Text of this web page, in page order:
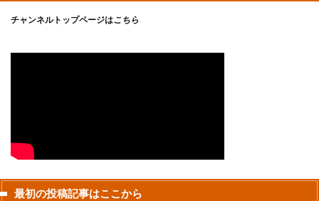
チャンネルトップページはこちら
最初の投稿記事はここから